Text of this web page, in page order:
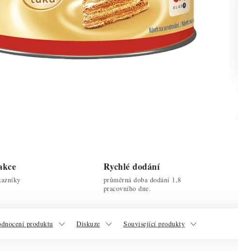
Rychlé dodání
průměrná doba dodání 1,8
pracovního dne.
produktu Diskuze Související produkty